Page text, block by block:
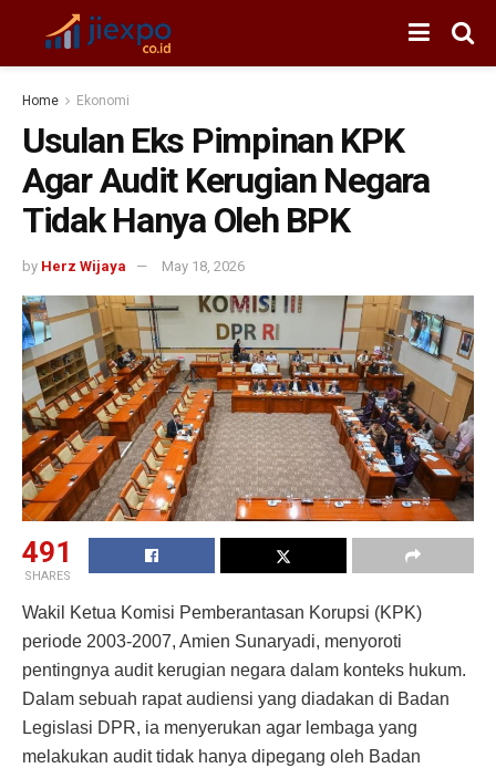
Home Ekonomi
Usulan Eks Pimpinan KPK
Agar Audit Kerugian Negara
Tidak Hanya Oleh BPK
by Herz Wijaya May 18, 2026
491
SHARES
Wakil Ketua Komisi Pemberantasan Korupsi (KPK)
periode 2003-2007, Amien Sunaryadi, menyoroti
pentingnya audit kerugian negara dalam konteks hukum.
Dalam sebuah rapat audiensi yang diadakan di Badan
Legislasi DPR, ia menyerukan agar lembaga yang
melakukan audit tidak hanya dipegang oleh Badan